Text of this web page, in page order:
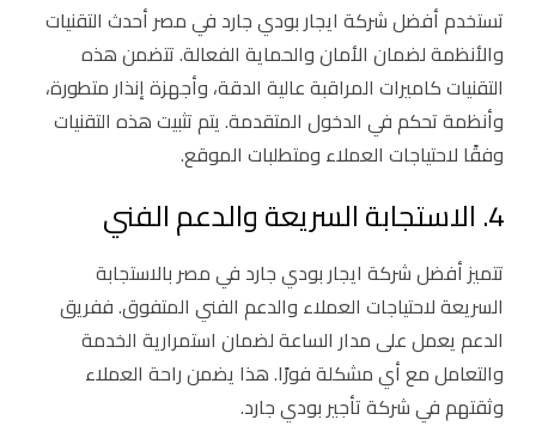
تستخدم أفضل شركة ايجار بودي جارد في مصر أحدث التقنيات
والأنظمة لضمان الأمان والحماية الفعالة. تتضمن هذه
التقنيات كاميرات المراقبة عالية الدقة، وأجهزة إنذار متطورة،
وأنظمة تحكم في الدخول المتقدمة. يتم تثبيت هذه التقنيات
وفقًا لاحتياجات العملاء ومتطلبات الموقع.
4. الاستجابة السريعة والدعم الفني
تتميز أفضل شركة ايجار بودي جارد في مصر بالاستجابة
السريعة لاحتياجات العملاء والدعم الفني المتفوق. ففريق
الدعم يعمل على مدار الساعة لضمان استمرارية الخدمة
والتعامل مع أي مشكلة فورًا. هذا يضمن راحة العملاء
وثقتهم في شركة تأجير بودي جارد.